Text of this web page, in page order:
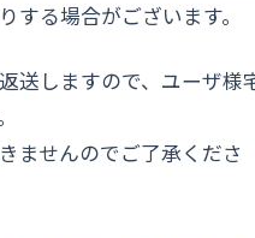
する場合がございます。
送しますので、ユーザ様
ませんのでご了承くださ